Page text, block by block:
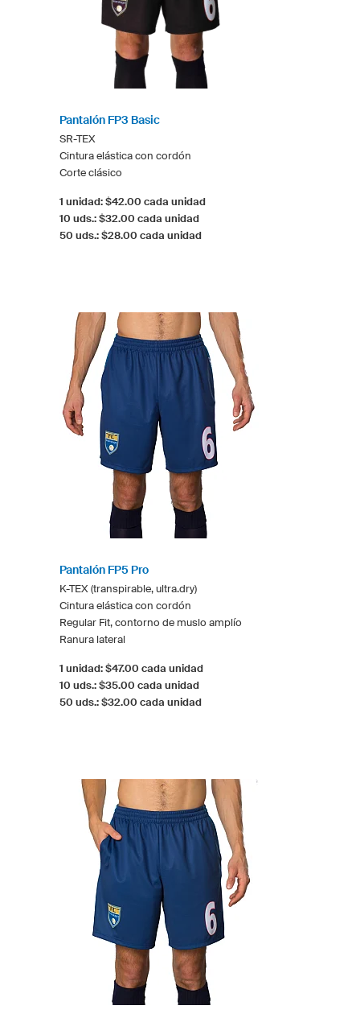
Pantalón FP3 Basic
SR-TEX
Cintura elástica con cordón
Corte clásico
1 unidad: $42.00 cada unidad
10 uds.: $32.00 cada unidad
50 uds.: $28.00 cada unidad
Pantalón FP5 Pro
K-TEX (transpirable, ultra.dry)
Cintura elástica con cordón
Regular Fit, contorno de muslo amplío
Ranura lateral
1 unidad: $47.00 cada unidad
10 uds.: $35.00 cada unidad
50 uds.: $32.00 cada unidad